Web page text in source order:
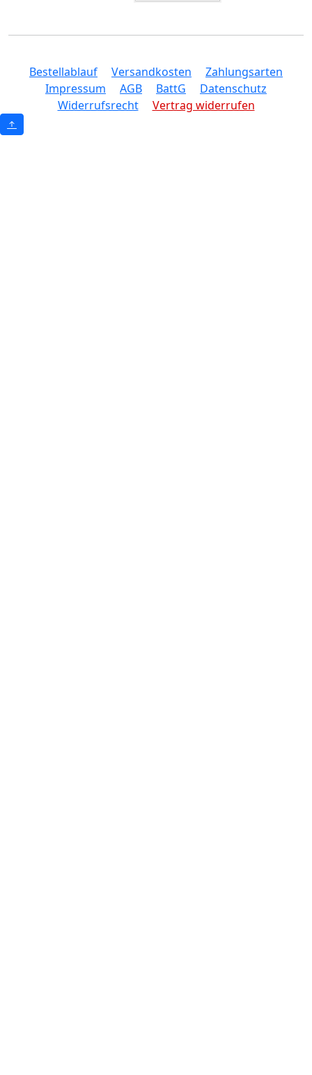
Bestellablauf Versandkosten
Zahlungsarten
Impressum
AGB BattG
Datenschutz
Widerrufsrecht
Vertrag widerrufen